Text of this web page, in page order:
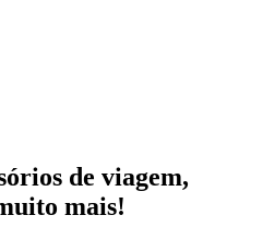
de viagem,
mais!